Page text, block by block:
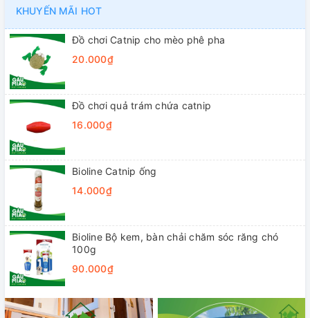
KHUYẾN MÃI HOT
Đồ chơi Catnip cho mèo phê pha
20.000₫
Đồ chơi quả trám chứa catnip
16.000₫
Bioline Catnip ống
14.000₫
Bioline Bộ kem, bàn chải chăm sóc răng chó
100g
90.000₫